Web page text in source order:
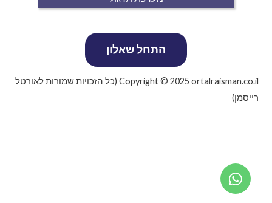
Copyright © 2025 ortalraisman.co.il (כל הזכויות שמורות לאורטל
רייסמן)